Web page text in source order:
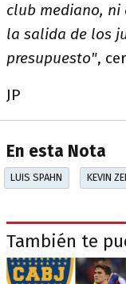
club mediano, ni
la salida de los
presupuesto",
JP
En esta Nota
LUIS SPAHN KEVIN
También te